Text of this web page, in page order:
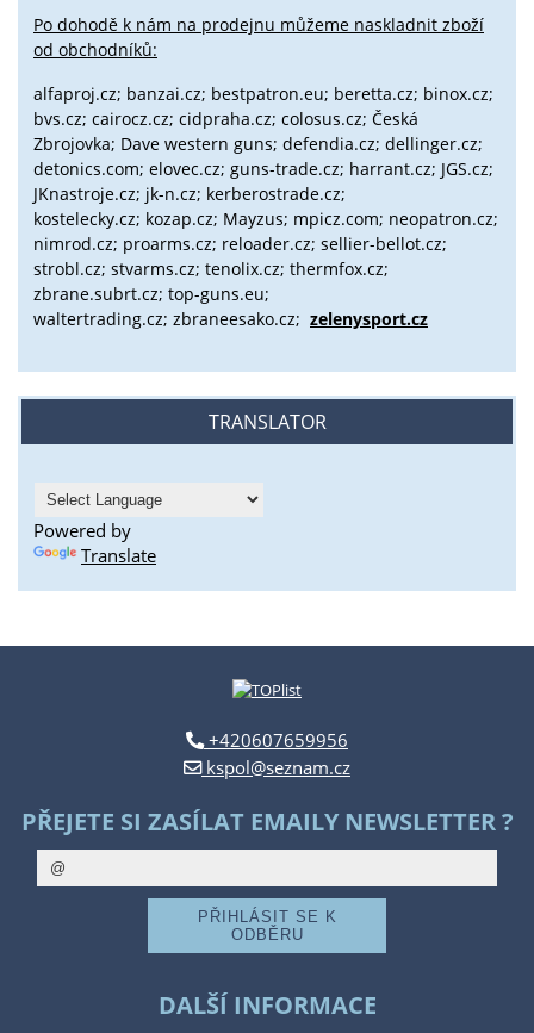
Po dohodě k nám na prodejnu můžeme naskladnit zboží
od obchodníků:
alfaproj.cz; banzai.cz; bestpatron.eu; beretta.cz; binox.cz;
bvs.cz; cairocz.cz; cidpraha.cz; colosus.cz; Česká
Zbrojovka; Dave western guns; defendia.cz; dellinger.cz;
detonics.com; elovec.cz; guns-trade.cz; harrant.cz; JGS.cz;
JKnastroje.cz; jk-n.cz; kerberostrade.cz;
kostelecky.cz; kozap.cz; Mayzus; mpicz.com; neopatron.cz;
nimrod.cz; proarms.cz; reloader.cz; sellier-bellot.cz;
strobl.cz; stvarms.cz; tenolix.cz; thermfox.cz;
zbrane.subrt.cz; top-guns.eu;
waltertrading.cz; zbraneesako.cz; zelenysport.cz
TRANSLATOR
Powered by
Translate
+420607659956
kspol@seznam.cz
PŘEJETE SI ZASÍLAT EMAILY NEWSLETTER ?
DALŠÍ INFORMACE